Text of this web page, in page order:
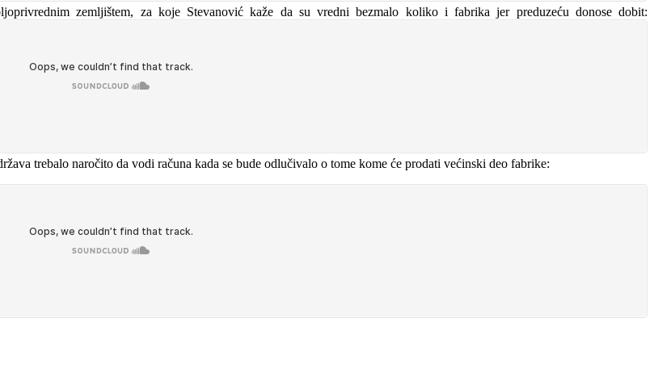
zemljištem, za koje Stevanović kaže da su vredni bezmalo koliko i fabrika jer preduzeću donose dobit:
trebalo naročito da vodi računa kada se bude odlučivalo o tome kome će prodati većinski deo fabrike: